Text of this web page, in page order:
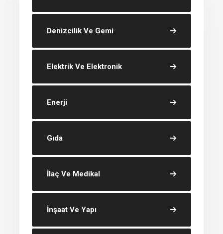
Denizcilik Ve Gemi
Elektrik Ve Elektronik
Enerji
Gıda
İlaç Ve Medikal
İnşaat Ve Yapı